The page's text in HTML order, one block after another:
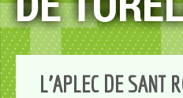
L'APLEC DE SANT